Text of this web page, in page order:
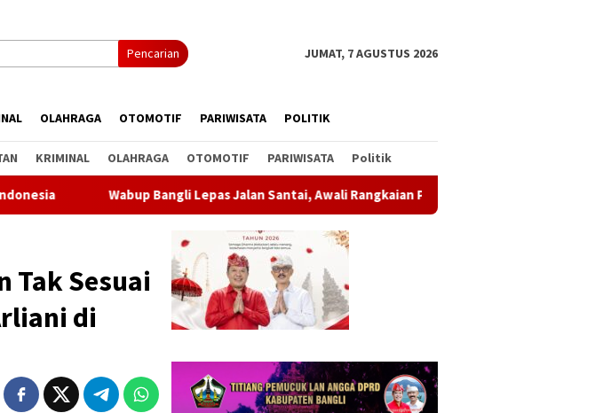
Pencarian JUMAT, 7 AGUSTUS 2026
OLAHRAGA OTOMOTIF PARIWISATA POLITIK
KRIMINAL OLAHRAGA OTOMOTIF PARIWISATA Politik
Lepas Jalan Santai, Awali Rangkaian Peringatan HUT ke-81 Kemerdekaan RI
Tak Sesuai
di